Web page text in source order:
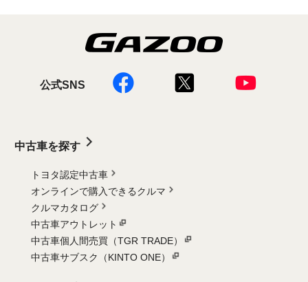
公式SNS
中古車を探す
トヨタ認定中古車
オンラインで購入できるクルマ
クルマカタログ
中古車アウトレット
中古車個人間売買（TGR TRADE）
中古車サブスク（KINTO ONE）